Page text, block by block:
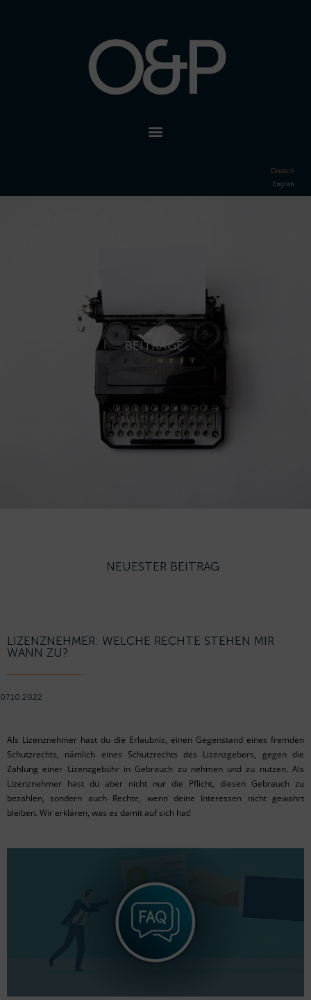
Deutsch
English
BEITRÄGE.
NEUESTER BEITRAG
LIZENZNEHMER: WELCHE RECHTE STEHEN MIR
WANN ZU?
07.10.2022
Als Lizenznehmer hast du die Erlaubnis, einen Gegenstand eines fremden
Schutzrechts, nämlich eines Schutzrechts des Lizenzgebers, gegen die
Zahlung einer Lizenzgebühr in Gebrauch zu nehmen und zu nutzen. Als
Lizenznehmer hast du aber nicht nur die Pflicht, diesen Gebrauch zu
bezahlen, sondern auch Rechte, wenn deine Interessen nicht gewahrt
bleiben. Wir erklären, was es damit auf sich hat!